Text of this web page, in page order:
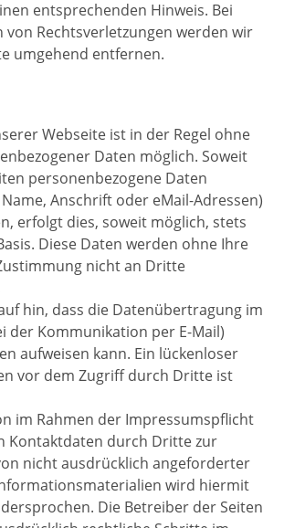
entsprechenden Hinweis. Bei
von Rechtsverletzungen werden wir
umgehend entfernen.
Webseite ist in der Regel ohne
Daten möglich. Soweit
personenbezogene Daten
Anschrift oder eMail-Adressen)
erfolgt dies, soweit möglich, stets
Diese Daten werden ohne Ihre
nicht an Dritte
hin, dass die Datenübertragung im
der Kommunikation per E-Mail)
aufweisen kann. Ein lückenloser
vor dem Zugriff durch Dritte ist
im Rahmen der Impressumspflicht
Kontaktdaten durch Dritte zur
nicht ausdrücklich angeforderter
wird hiermit
Die Betreiber der Seiten